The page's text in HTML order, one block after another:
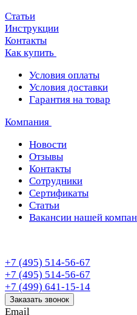
Статьи
Инструкции
Контакты
Как купить
Условия оплаты
Условия доставки
Гарантия на товар
Компания
Новости
Отзывы
Контакты
Сотрудники
Сертификаты
Статьи
Вакансии нашей
+7 (495) 514-56-67
+7 (495) 514-56-67
+7 (499) 641-15-14
Заказать звонок
Email